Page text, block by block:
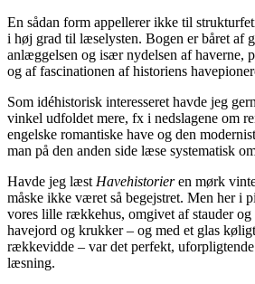
En sådan form appellerer ikke til
i høj grad til læselysten. Bogen er båret af
anlæggelsen og især nydelsen af haverne,
og af fascinationen af historiens
Som idéhistorisk interesseret havde jeg
vinkel udfoldet mere, fx i nedslagene om
engelske romantiske have og den
man på den anden side læse systematisk
Havde jeg læst Havehistorieren mørk
måske ikke været så begejstret. Men her i
vores lille rækkehus, omgivet af stauder
havejord og krukker – og med et glas
rækkevidde – var det perfekt,
læsning.